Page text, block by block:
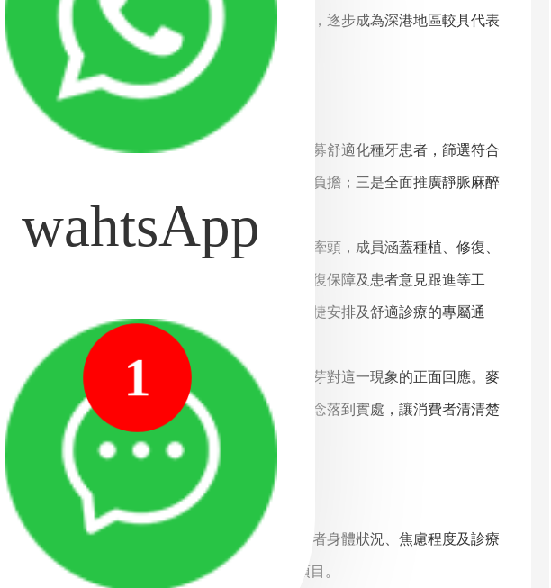
。目前，麥芽已協助數千名患者重獲牙齒健康，逐步成為深港地區較具代表
劃，推出三項具體措施：一是面向深港兩地招募舒適化種牙患者，篩選符合
推出舒適化診療專項優惠，減輕市民種牙經濟負擔；三是全面推廣靜脈麻醉
開放，解決特殊群體的植牙難題。
化診療質控委員會。該委員會由集團醫務部牽頭，成員涵蓋種植、修復、
化診療流程，負責高齡複雜病例會診、術後康復保障及患者意見跟進等工
適化種牙十項金標準」，持續優化跨境求醫快捷安排及舒適診療的專屬通
引發社會關注。安心種牙計劃的發布，正是麥芽對這一現象的正面回應。麥
個層面，明確規範化操作標準，將「安心」理念落到實處，讓消費者清清楚
分層舒適化診療體系的運作模式。該體系按患者身體狀況、焦慮程度及診療
、靜脈鎮靜等舒適技術，適用各類牙科診療項目。
wahtsApp
1